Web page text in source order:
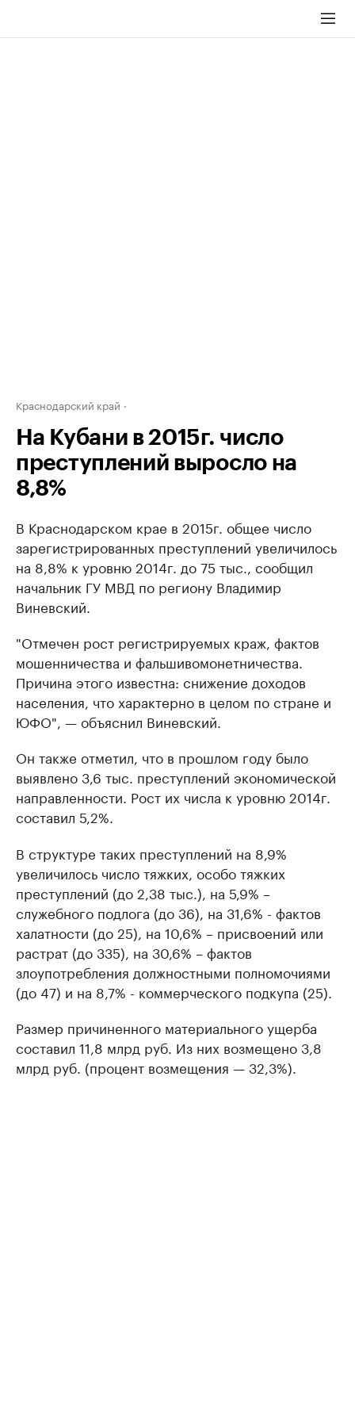
Краснодарский край
На Кубани в 2015г. число
преступлений выросло на
8,8%
В Краснодарском крае в 2015г. общее число
зарегистрированных преступлений увеличилось
на 8,8% к уровню 2014г. до 75 тыс., сообщил
начальник ГУ МВД по региону Владимир
Виневский.
"Отмечен рост регистрируемых краж, фактов
мошенничества и фальшивомонетничества.
Причина этого известна: снижение доходов
населения, что характерно в целом по стране и
ЮФО", — объяснил Виневский.
Он также отметил, что в прошлом году было
выявлено 3,6 тыс. преступлений экономической
направленности. Рост их числа к уровню 2014г.
составил 5,2%.
В структуре таких преступлений на 8,9%
увеличилось число тяжких, особо тяжких
преступлений (до 2,38 тыс.), на 5,9% –
служебного подлога (до 36), на 31,6% - фактов
халатности (до 25), на 10,6% – присвоений или
растрат (до 335), на 30,6% – фактов
злоупотребления должностными полномочиями
(до 47) и на 8,7% - коммерческого подкупа (25).
Размер причиненного материального ущерба
составил 11,8 млрд руб. Из них возмещено 3,8
млрд руб. (процент возмещения — 32,3%).